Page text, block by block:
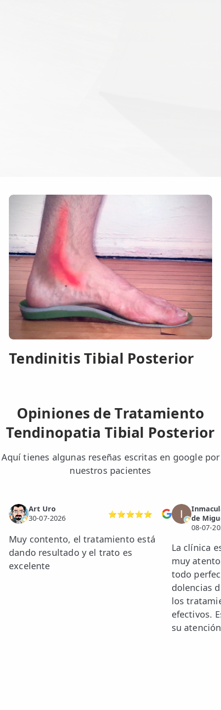
Tendinitis Tibial Posterior
Opiniones de Tratamiento
Tendinopatia Tibial Posterior
Aquí tienes algunas reseñas escritas en google por
nuestros pacientes
Art Uro
30-07-2026
⭐⭐⭐⭐⭐
Muy contento, el tratamiento está
dando resultado y el trato es
excelente
de
08-07-
La clínica
muy
todo
dolencias
los
efectivos.
su